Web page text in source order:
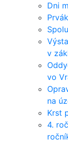
Dni
v
vo
na
Krst
4.